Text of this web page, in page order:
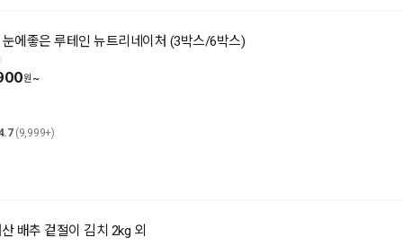
에좋은 루테인 뉴트리네이처 (3박스/6박스)
~
(9,999+)
배추 겉절이 김치 2kg 외